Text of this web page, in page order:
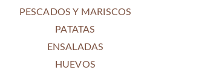
PESCADOS Y MARISCOS
PATATAS
ENSALADAS
HUEVOS